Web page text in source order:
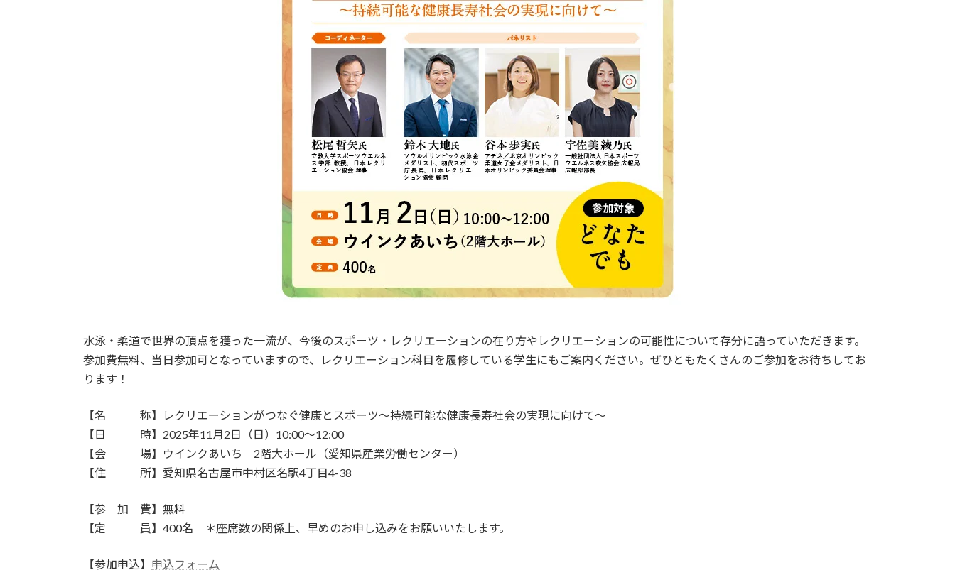
水泳・柔道で世界の頂点を獲った一流が、今後のスポーツ・レクリエーションの在り方やレクリエーションの可能性について存分に語っていただきます。
参加費無料、当日参加可となっていますので、レクリエーション科目を履修している学生にもご案内ください。ぜひともたくさんのご参加をお待ちしてお
ります！
【名 称】レクリエーションがつなぐ健康とスポーツ〜持続可能な健康長寿社会の実現に向けて～
【日 時】2025年11月2日（日）10:00〜12:00
【会 場】ウインクあいち 2階大ホール（愛知県産業労働センター）
【住 所】愛知県名古屋市中村区名駅4丁目4-38
【参 加 費】無料
【定 員】400名 ＊座席数の関係上、早めのお申し込みをお願いいたします。
【参加申込】 申込フォーム